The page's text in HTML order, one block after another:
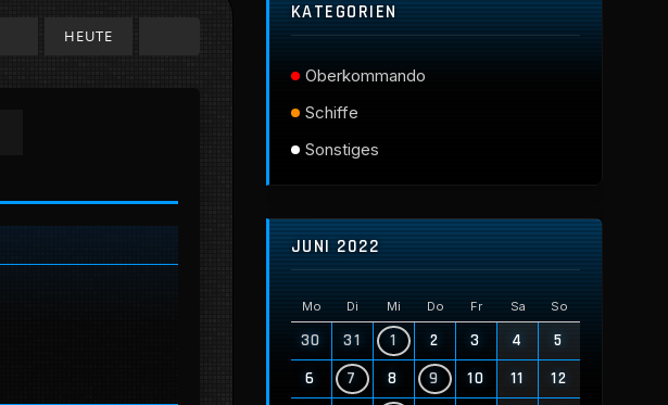
HEUTE
KATEGORIEN
Oberkommando
Schiffe
Sonstiges
JUNI 2022
Mo Di Mi Do Fr Sa So
30 31 1 2 3 4
5
6
7 8 9 10 11
12